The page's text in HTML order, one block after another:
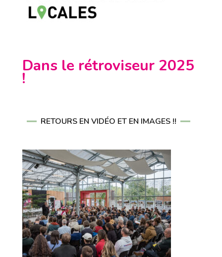
Dans le rétroviseur 2025
!
RETOURS EN VIDÉO ET EN IMAGES !!